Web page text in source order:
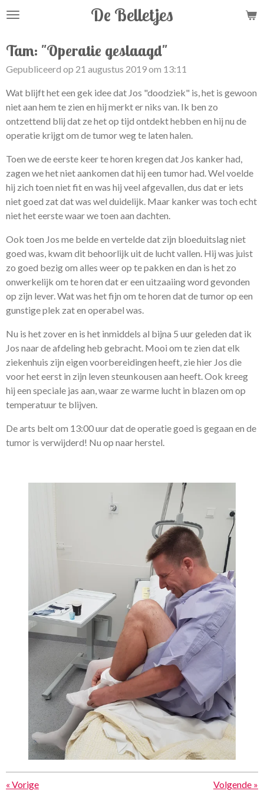
Ga
de
hoofdinhoud
De Belletjes
Tam: "Operatie geslaagd"
Gepubliceerd op 21 augustus 2019 om 13:11
Wat blijft het een gek idee dat Jos "doodziek" is, het is gewoon
niet aan hem te zien en hij merkt er niks van. Ik ben zo
ontzettend blij dat ze het op tijd ontdekt hebben en hij nu de
operatie krijgt om de tumor weg te laten halen.
Toen we de eerste keer te horen kregen dat Jos kanker had,
zagen we het niet aankomen dat hij een tumor had. Wel voelde
hij zich toen niet fit en was hij veel afgevallen, dus dat er iets
niet goed zat dat was wel duidelijk. Maar kanker was toch echt
niet het eerste waar we toen aan dachten.
Ook toen Jos me belde en vertelde dat zijn bloeduitslag niet
goed was, kwam dit behoorlijk uit de lucht vallen. Hij was juist
zo goed bezig om alles weer op te pakken en dan is het zo
onwerkelijk om te horen dat er een uitzaaiing word gevonden
op zijn lever. Wat was het fijn om te horen dat de tumor op een
gunstige plek zat en operabel was.
Nu is het zover en is het inmiddels al bijna 5 uur geleden dat ik
Jos naar de afdeling heb gebracht. Mooi om te zien dat elk
ziekenhuis zijn eigen voorbereidingen heeft, zie hier Jos die
voor het eerst in zijn leven steunkousen aan heeft. Ook kreeg
hij een speciale jas aan, waar ze warme lucht in blazen om op
temperatuur te blijven.
De arts belt om 13:00 uur dat de operatie goed is gegaan en de
tumor is verwijderd! Nu op naar herstel.
« Vorige Volgende »